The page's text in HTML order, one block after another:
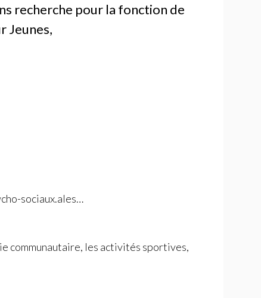
recherche pour la fonction de
Jeunes,
sociaux.ales…
communautaire, les activités sportives,